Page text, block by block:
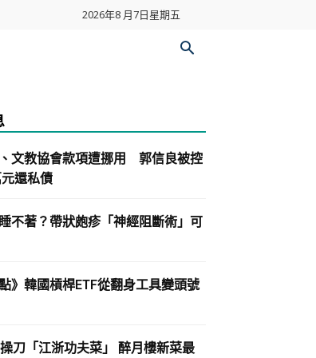
2026年8 月7日星期五
文教協會款項遭挪用 郭信良被控
還私債
不著？帶狀皰疹「神經阻斷術」可
》韓國槓桿ETF從翻身工具變頭號
刀「江浙功夫菜」 醉月樓新菜最